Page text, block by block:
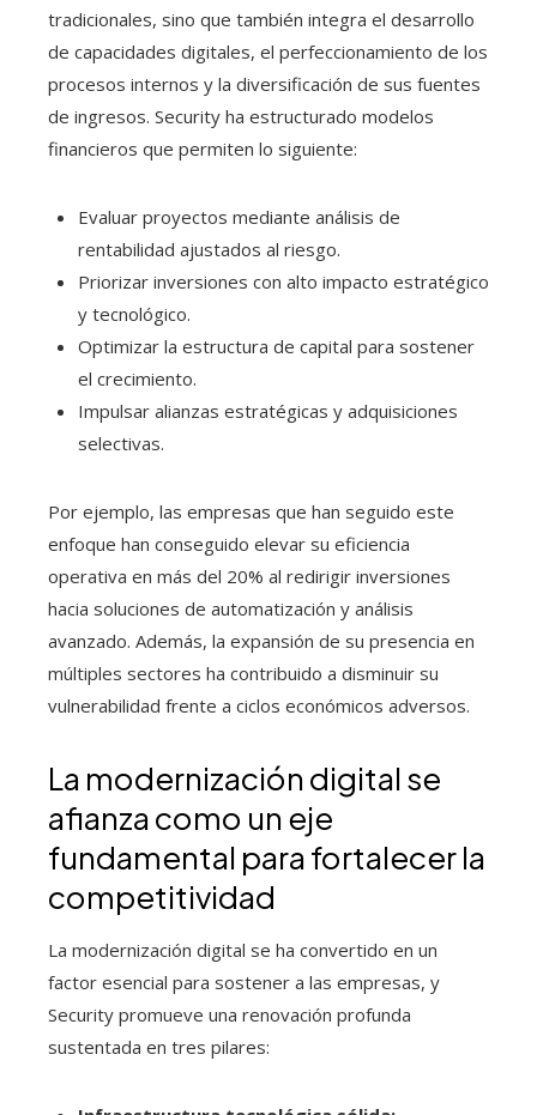
tradicionales, sino que también integra el desarrollo
de capacidades digitales, el perfeccionamiento de los
procesos internos y la diversificación de sus fuentes
de ingresos. Security ha estructurado modelos
financieros que permiten lo siguiente:
Evaluar proyectos mediante análisis de
rentabilidad ajustados al riesgo.
Priorizar inversiones con alto impacto estratégico
y tecnológico.
Optimizar la estructura de capital para sostener
el crecimiento.
Impulsar alianzas estratégicas y adquisiciones
selectivas.
Por ejemplo, las empresas que han seguido este
enfoque han conseguido elevar su eficiencia
operativa en más del 20% al redirigir inversiones
hacia soluciones de automatización y análisis
avanzado. Además, la expansión de su presencia en
múltiples sectores ha contribuido a disminuir su
vulnerabilidad frente a ciclos económicos adversos.
La modernización digital se
afianza como un eje
fundamental para fortalecer la
competitividad
La modernización digital se ha convertido en un
factor esencial para sostener a las empresas, y
Security promueve una renovación profunda
sustentada en tres pilares: